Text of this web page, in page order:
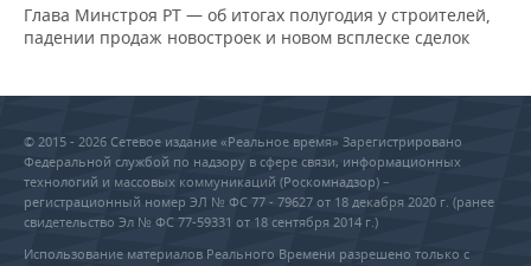
Глава Минстроя РТ — об итогах полугодия у строителей,
падении продаж новостроек и новом всплеске сделок
© 2015 - 2026 Сетевое издание «Реальное время» Зарегистрировано
Федеральной службой по надзору в сфере связи, информационных
технологий и массовых коммуникаций (Роскомнадзор) –
регистрационный номер ЭЛ № ФС 77 - 79627 от 18 декабря 2020 г. (ранее
свидетельство Эл № ФС 77-59331 от 18 сентября 2014 г.)
Использование материалов Реального Времени разрешено только с